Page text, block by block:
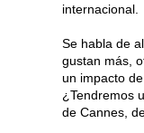
internacional.
Se habla de
gustan más,
un impacto
¿Tendremos
de Cannes,